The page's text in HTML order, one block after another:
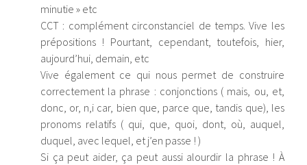
minutie » etc
CCT : complément circonstanciel de temps. Vive les
prépositions ! Pourtant, cependant, toutefois, hier,
aujourd’hui, demain, etc
Vive également ce qui nous permet de construire
correctement la phrase : conjonctions ( mais, ou, et,
donc, or, n,i car, bien que, parce que, tandis que), les
pronoms relatifs ( qui, que, quoi, dont, où, auquel,
duquel, avec lequel, et j’en passe ! )
Si ça peut aider, ça peut aussi alourdir la phrase ! À